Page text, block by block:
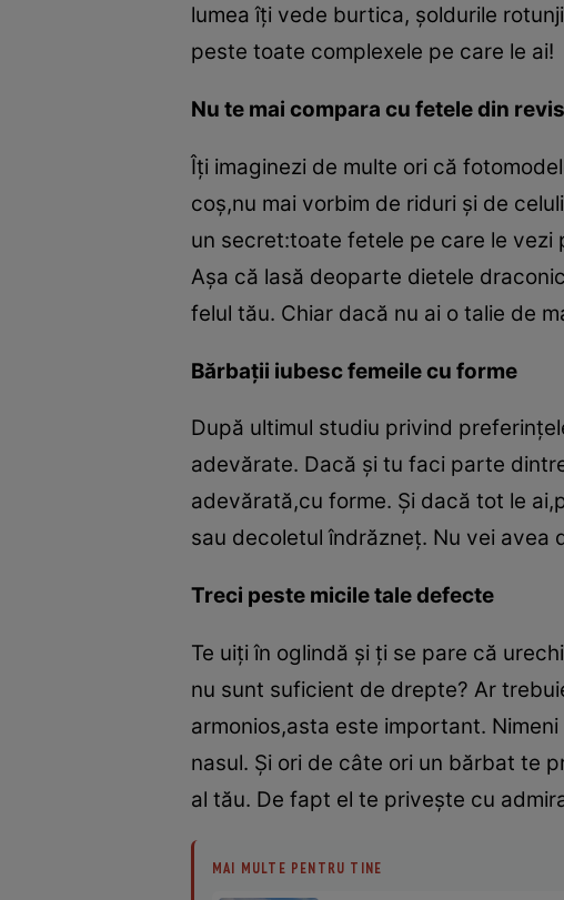
lumea îţi vede burtica, şoldurile
peste toate complexele pe care le ai!
Nu te mai compara cu fetele din
Îţi imaginezi de multe ori că
coş,nu mai vorbim de riduri şi de
un secret:toate fetele pe care le
Aşa că lasă deoparte dietele
felul tău. Chiar dacă nu ai o talie de
Bărbaţii iubesc femeile cu forme
După ultimul studiu privind
adevărate. Dacă şi tu faci parte
adevărată,cu forme. Şi dacă tot le
sau decoletul îndrăzneţ. Nu vei avea
Treci peste micile tale defecte
Te uiţi în oglindă şi ţi se pare că
nu sunt suficient de drepte? Ar
armonios,asta este important.
nasul. Şi ori de câte ori un bărbat te
al tău. De fapt el te priveşte cu
MAI MULTE PENTRU TINE